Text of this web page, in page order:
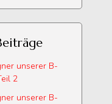
unserer B-
2
unserer B-